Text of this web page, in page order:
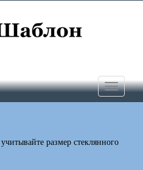
Toggle
размер стеклянного